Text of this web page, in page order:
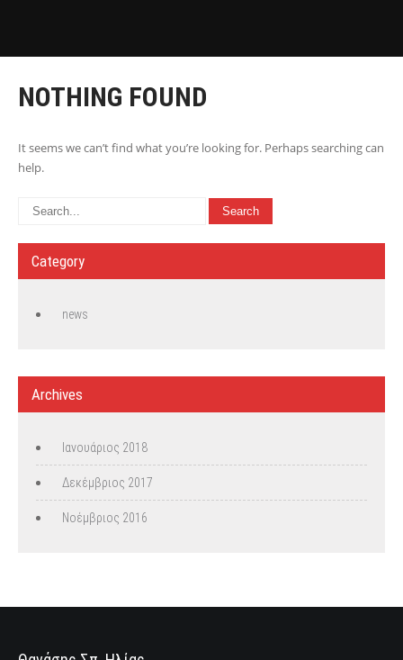
NOTHING FOUND
It seems we can’t find what you’re looking for. Perhaps searching can
help.
Category
news
Archives
Ιανουάριος 2018
Δεκέμβριος 2017
Νοέμβριος 2016